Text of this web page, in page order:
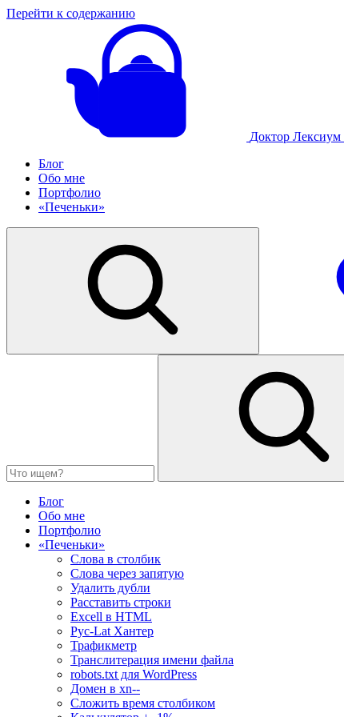
Перейти к содержанию
Доктор Лексиум
Блог
Обо мне
Портфолио
«Печеньки»
Блог
Обо мне
Портфолио
«Печеньки»
Слова в столбик
Слова через запятую
Удалить дубли
Расставить строки
Excell в HTML
Рус-Lat Хантер
Трафикметр
Транслитерация имени файла
robots.txt для WordPress
Домен в xn--
Сложить время столбиком